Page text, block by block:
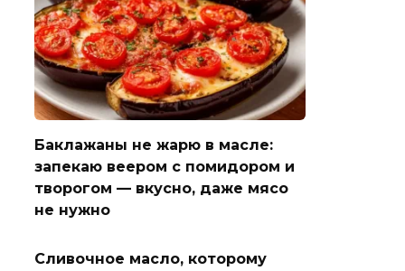
Баклажаны не жарю в масле:
запекаю веером с помидором и
творогом — вкусно, даже мясо
не нужно
Сливочное масло, которому